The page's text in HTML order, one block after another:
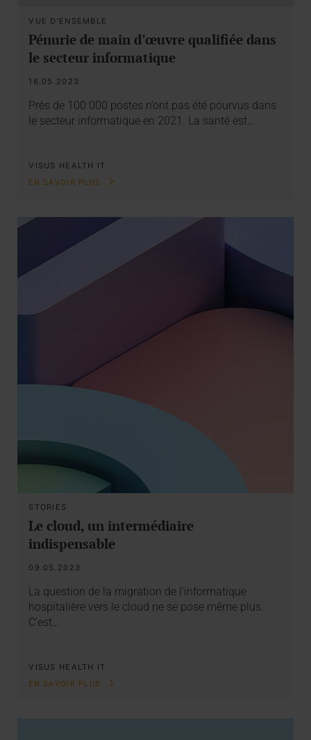
VUE D'ENSEMBLE
Pénurie de main d’œuvre qualifiée dans
le secteur informatique
16.05.2023
Près de 100 000 postes n’ont pas été pourvus dans
le secteur informatique en 2021. La santé est…
VISUS HEALTH IT
EN SAVOIR PLUS
STORIES
Le cloud, un intermédiaire
indispensable
09.05.2023
La question de la migration de l’informatique
hospitalière vers le cloud ne se pose même plus.
C’est…
VISUS HEALTH IT
EN SAVOIR PLUS